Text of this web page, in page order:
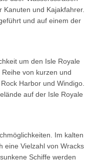
Kanuten und Kajakfahrer.
und auf einem der
um den Isle Royale
von kurzen und
Harbor und Windigo.
auf der Isle Royale
Im kalten
eine Vielzahl von Wracks
Schiffe werden